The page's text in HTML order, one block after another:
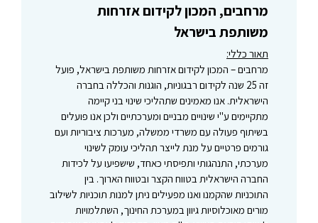
מרחבים, המכון לקידום אזרחות
משותפת בישראל
תאור כללי:
מרחבים – המכון לקידום אזרחות משותפת בישראל, פועל
זה 25 שנה לקידום רבגוניות, הוגנות והכללה בחברה
הישראלית. אנו מאמינים שתהליכי שינוי בני קיימה
מתקיימים ע"י שינויים מבניים ומערכתיים ולכן אנו פועלים
בשיתוף פעולה עם משרדי ממשלה, מערכות ציבוריות ועם
גורמים פרטיים על מנת לייצר תהליכי עומק לשינוי
מערכתי, התנהגותי ותפיסתי כאחד, שישפיעו על לכידות
החברה הישראלית בטווח הקצר ובטווח הארוך. בין
התוכניות שהקמנו ואנו מפעילים ניתן למנות תוכניות לשילוב
מורים מאוכלוסיות גיוון במערכת החינוך, השתלמויות